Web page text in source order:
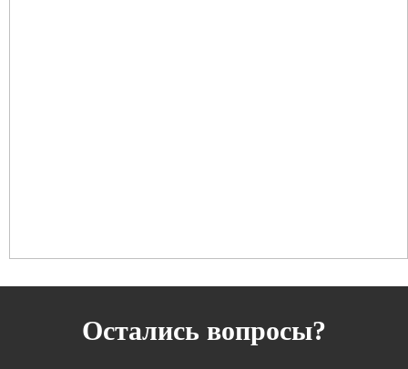
Остались вопросы?